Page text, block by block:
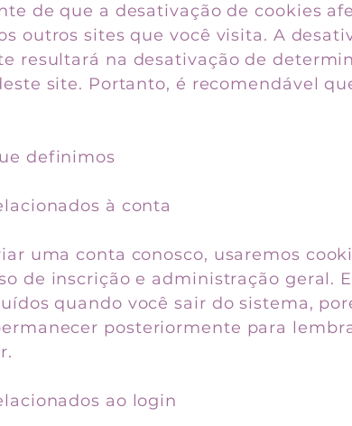
de que a desativação de cookies
outros sites que você visita. A
resultará na desativação de
site. Portanto, é recomendável
definimos
à conta
uma conta conosco, usaremos
de inscrição e administração geral.
quando você sair do sistema,
posteriormente para
ao login